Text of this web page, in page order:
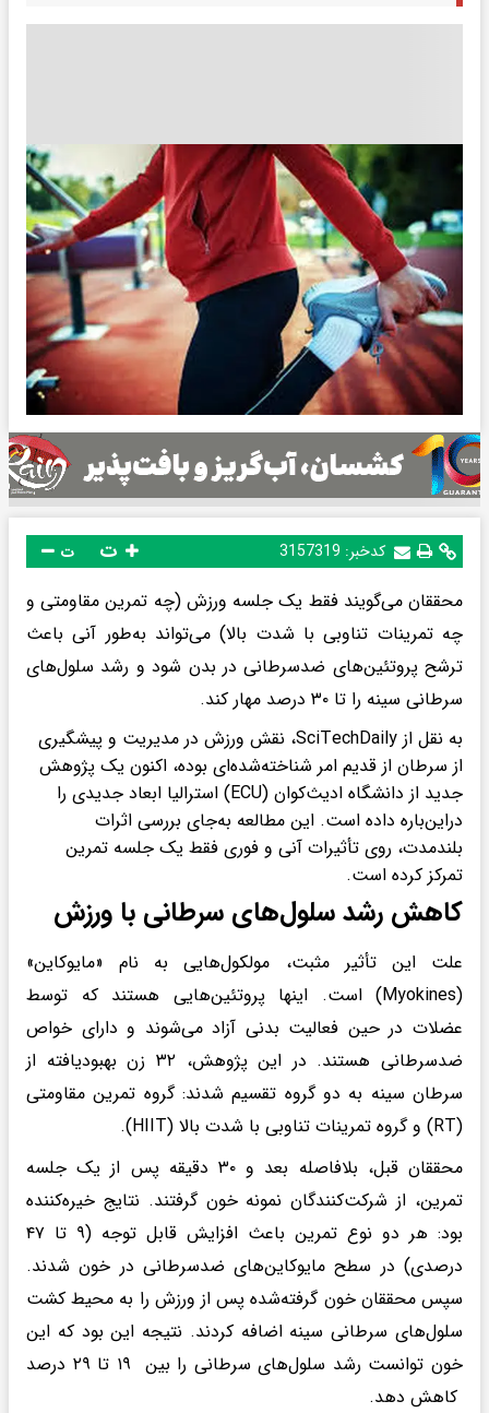
کدخبر: 3157319 ت
محققان می‌گویند فقط یک جلسه ورزش (چه تمرین مقاومتی و
چه تمرینات تناوبی با شدت بالا) می‌تواند به‌طور آنی باعث
ترشح پروتئین‌های ضدسرطانی در بدن شود و رشد سلول‌های
سرطانی سینه را تا ۳۰ درصد مهار کند.
به نقل از SciTechDaily، نقش ورزش در مدیریت و پیشگیری
از سرطان از قدیم امر شناخته‌شده‌ای بوده، اکنون یک پژوهش
جدید از دانشگاه ادیث‌کوان (ECU) استرالیا ابعاد جدیدی را
دراین‌باره داده است. این مطالعه به‌جای بررسی اثرات
بلندمدت، روی تأثیرات آنی و فوری فقط یک جلسه تمرین
تمرکز کرده است.
کاهش رشد سلول‌های سرطانی با ورزش
علت این تأثیر مثبت، مولکول‌هایی به نام «مایوکاین»
(Myokines) است. اینها پروتئین‌هایی هستند که توسط
عضلات در حین فعالیت بدنی آزاد می‌شوند و دارای خواص
ضدسرطانی هستند. در این پژوهش، ۳۲ زن بهبودیافته از
سرطان سینه به دو گروه تقسیم شدند: گروه تمرین مقاومتی
(RT) و گروه تمرینات تناوبی با شدت بالا (HIIT).
محققان قبل، بلافاصله بعد و ۳۰ دقیقه پس از یک جلسه
تمرین، از شرکت‌کنندگان نمونه خون گرفتند. نتایج خیره‌کننده
بود: هر دو نوع تمرین باعث افزایش قابل توجه (۹ تا ۴۷
درصدی) در سطح مایوکاین‌های ضدسرطانی در خون شدند.
سپس محققان خون گرفته‌شده پس از ورزش را به محیط کشت
سلول‌های سرطانی سینه اضافه کردند. نتیجه این بود که این
خون توانست رشد سلول‌های سرطانی را بین ۱۹ تا ۲۹ درصد
کاهش دهد.